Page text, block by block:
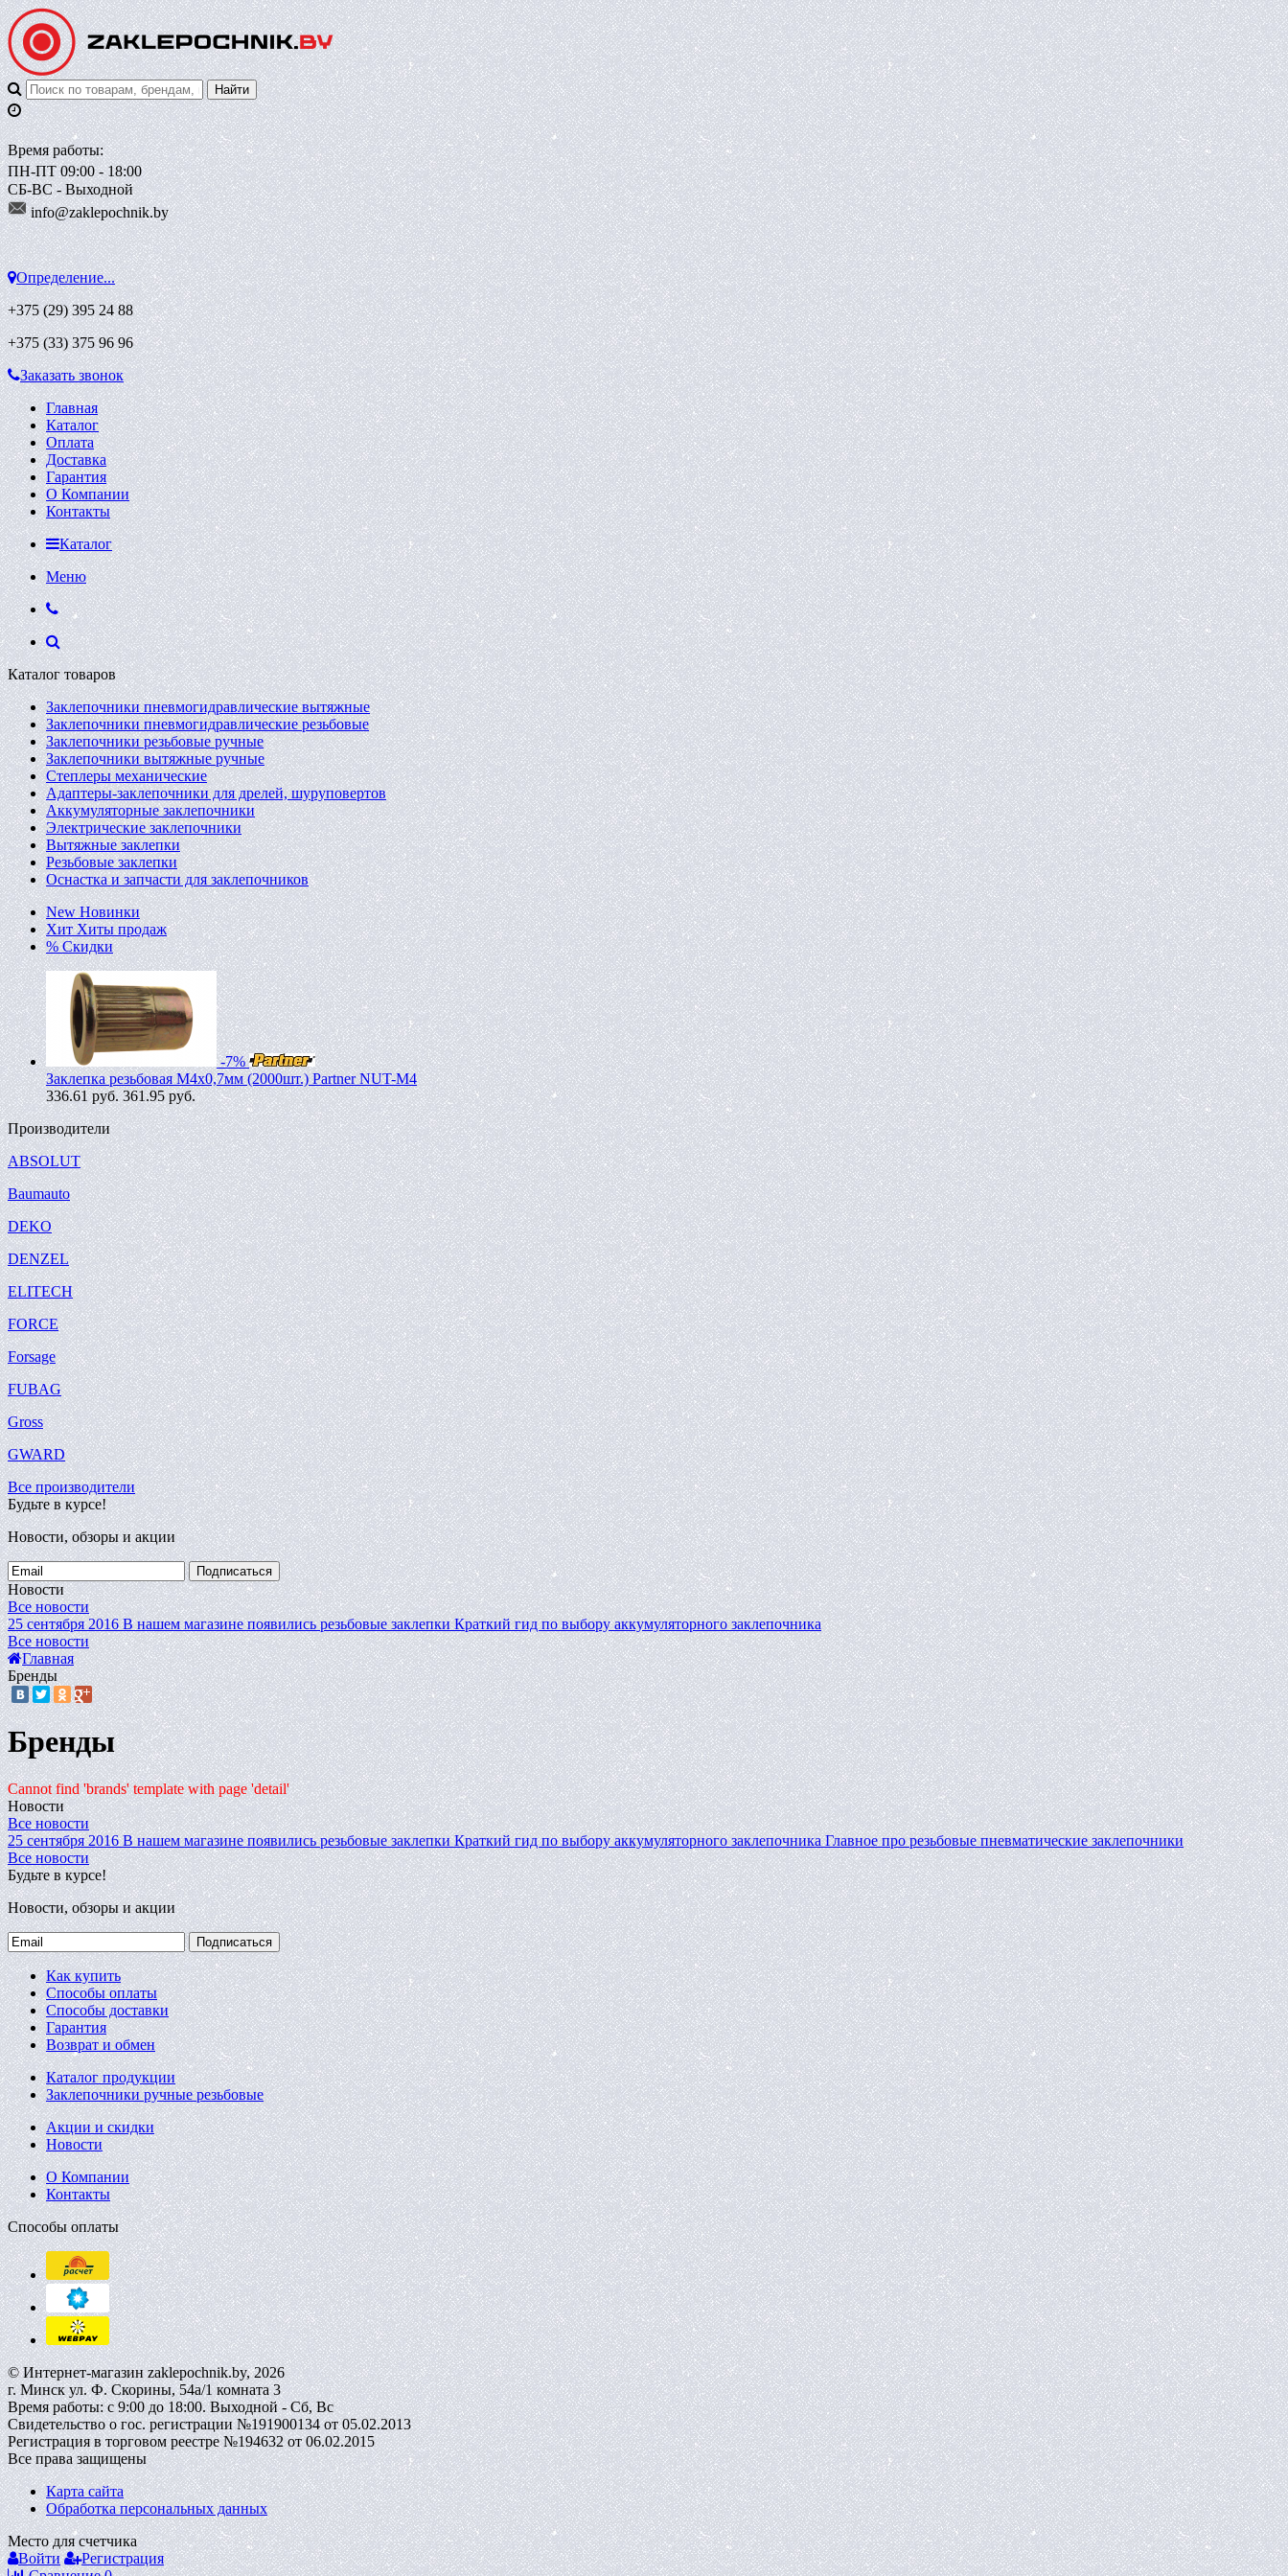
Время работы:
ПН-ПТ 09:00 - 18:00
СБ-ВС - Выходной
info@zaklepochnik.by
Определение...
+375 (29)395 24 88
+375 (33)375 96 96
Заказать звонок
Главная
Каталог
Оплата
Доставка
Гарантия
О Компании
Контакты
Каталог
Меню
Каталог товаров
Заклепочники пневмогидравлические вытяжные
Заклепочники пневмогидравлические резьбовые
Заклепочники резьбовые ручные
Заклепочники вытяжные ручные
Степлеры механические
Адаптеры-заклепочники для дрелей, шуруповертов
Аккумуляторные заклепочники
Электрические заклепочники
Вытяжные заклепки
Резьбовые заклепки
Оснастка и запчасти для заклепочников
New Новинки
Хит Хиты продаж
% Скидки
-7%
Заклепка резьбовая M4х0,7мм (2000шт.) Partner NUT-M4
336.61руб. 361.95 руб.
Производители
ABSOLUT
Baumauto
DEKO
DENZEL
ELITECH
FORCE
Forsage
FUBAG
Gross
GWARD
Все производители
Будьте в курсе!
Новости, обзоры и акции
Подписаться
Новости
Все новости
25 сентября 2016 В нашем магазине появились резьбовые заклепки Краткий гид по выбору аккумуляторного заклепочника
Все новости
Главная
Бренды
Бренды
Cannot find 'brands' template with page 'detail'
Новости
Все новости
25 сентября 2016 В нашем магазине появились резьбовые заклепки Краткий гид по выбору аккумуляторного заклепочника Главное про резьбовые пневматические заклепочники
Все новости
Будьте в курсе!
Новости, обзоры и акции
Подписаться
Как купить
Способы оплаты
Способы доставки
Гарантия
Возврат и обмен
Каталог продукции
Заклепочники ручные резьбовые
Акции и скидки
Новости
О Компании
Контакты
Способы оплаты
© Интернет-магазин zaklepochnik.by, 2026
г. Минск ул. Ф. Скорины, 54а/1 комната 3
Время работы: с 9:00 до 18:00. Выходной - Сб, Вс
Свидетельство о гос. регистрации №191900134 от 05.02.2013
Регистрация в торговом реестре №194632 от 06.02.2015
Все права защищены
Карта сайта
Обработка персональных данных
Место для счетчика
Войти
Регистрация